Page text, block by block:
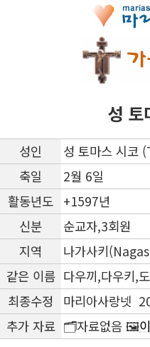
성 토
성인
성 토마스 시코
축일
2월 6일
활동년도 +1597년
신분
순교자,3회원
지역
나가사키
같은 이름 다우끼,다우키,
최종수정
마리아사랑넷
추가 자료 🗂️자료없음 🖼️